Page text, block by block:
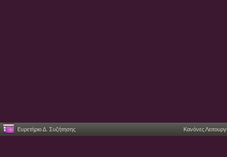
Ευρετήριο Δ. Συζήτησης Κανόνες